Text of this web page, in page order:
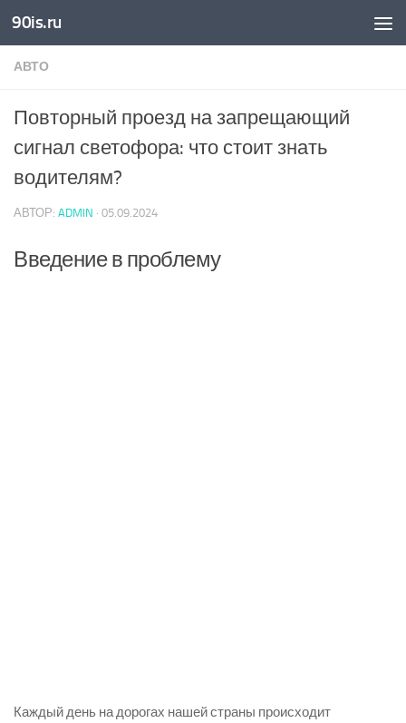
Skip to content
90is.ru
АВТО
Повторный проезд на запрещающий
сигнал светофора: что стоит знать
водителям?
АВТОР: ADMIN · 05.09.2024
Введение в проблему
Каждый день на дорогах нашей страны происходит